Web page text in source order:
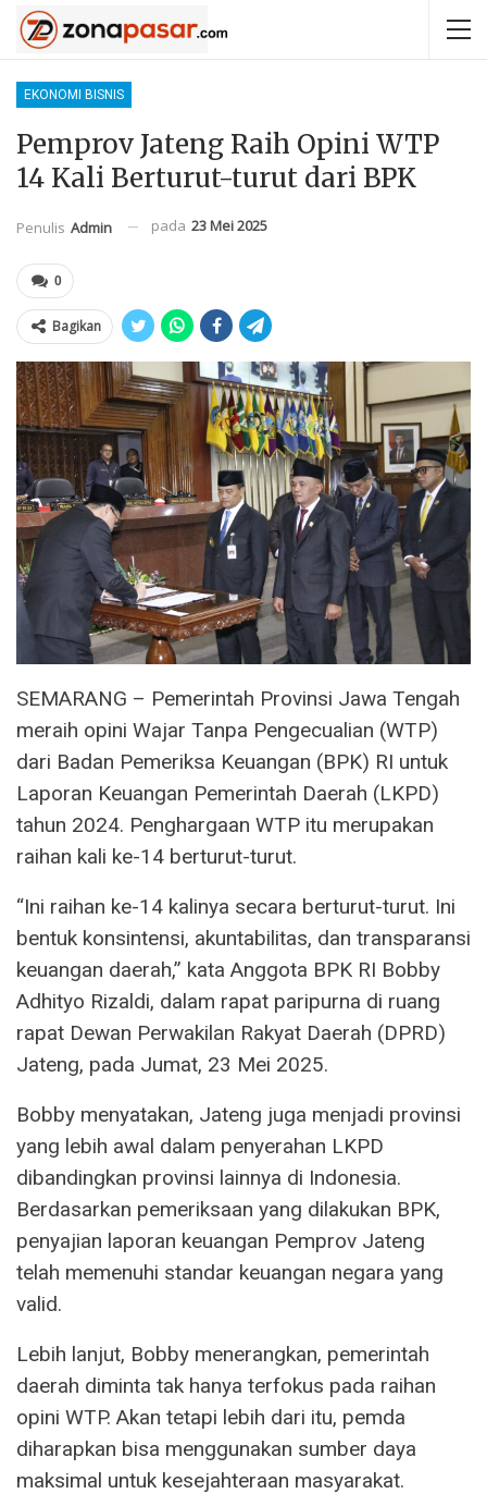
EKONOMI BISNIS
Pemprov Jateng Raih Opini WTP
14 Kali Berturut-turut dari BPK
Penulis Admin pada 23 Mei 2025
0
Bagikan
SEMARANG – Pemerintah Provinsi Jawa Tengah
meraih opini Wajar Tanpa Pengecualian (WTP)
dari Badan Pemeriksa Keuangan (BPK) RI untuk
Laporan Keuangan Pemerintah Daerah (LKPD)
tahun 2024. Penghargaan WTP itu merupakan
raihan kali ke-14 berturut-turut.
“Ini raihan ke-14 kalinya secara berturut-turut. Ini
bentuk konsintensi, akuntabilitas, dan transparansi
keuangan daerah,” kata Anggota BPK RI Bobby
Adhityo Rizaldi, dalam rapat paripurna di ruang
rapat Dewan Perwakilan Rakyat Daerah (DPRD)
Jateng, pada Jumat, 23 Mei 2025.
Bobby menyatakan, Jateng juga menjadi provinsi
yang lebih awal dalam penyerahan LKPD
dibandingkan provinsi lainnya di Indonesia.
Berdasarkan pemeriksaan yang dilakukan BPK,
penyajian laporan keuangan Pemprov Jateng
telah memenuhi standar keuangan negara yang
valid.
Lebih lanjut, Bobby menerangkan, pemerintah
daerah diminta tak hanya terfokus pada raihan
opini WTP. Akan tetapi lebih dari itu, pemda
diharapkan bisa menggunakan sumber daya
maksimal untuk kesejahteraan masyarakat.